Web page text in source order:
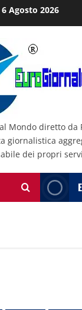
6 Agosto 2026
Mondo diretto da
giornalistica
dei propri